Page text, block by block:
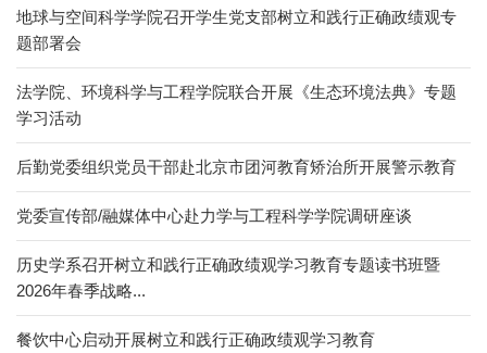
地球与空间科学学院召开学生党支部树立和践行正确政绩观专
题部署会
法学院、环境科学与工程学院联合开展《生态环境法典》专题
学习活动
后勤党委组织党员干部赴北京市团河教育矫治所开展警示教育
党委宣传部/融媒体中心赴力学与工程科学学院调研座谈
历史学系召开树立和践行正确政绩观学习教育专题读书班暨
2026年春季战略...
餐饮中心启动开展树立和践行正确政绩观学习教育